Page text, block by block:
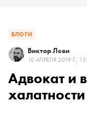
БЛОГИ
Виктор Леви
10 АПРЕЛЯ 2019 Г.,
Адвокат и